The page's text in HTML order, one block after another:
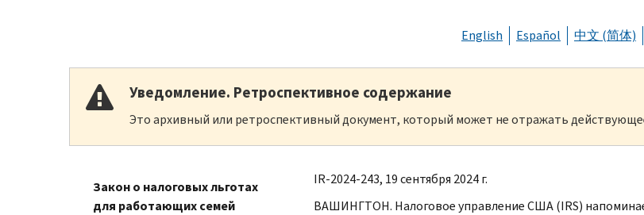
English Español 中文 (简体)
Уведомление. Ретроспективное содержание
Это архивный или ретроспективный документ, который может не отражать
Закон о налоговых льготах
для работающих семей
IR-2024-243, 19 сентября 2024 г.
ВАШИНГТОН. Налоговое управление США (IRS)